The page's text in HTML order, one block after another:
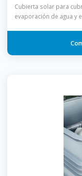
Cubierta solar para
evaporación de agua y